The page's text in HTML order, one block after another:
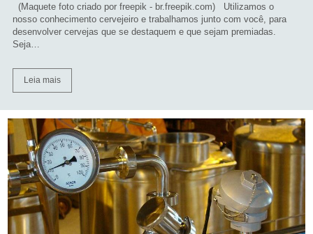
(Maquete foto criado por freepik - br.freepik.com) Utilizamos o
nosso conhecimento cervejeiro e trabalhamos junto com você, para
desenvolver cervejas que se destaquem e que sejam premiadas.
Seja…
Leia mais